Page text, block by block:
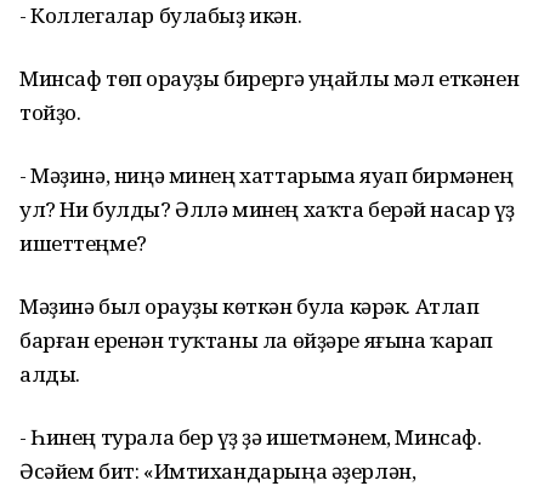
- Коллегалар булабыҙ икән.
Минсаф төп һорауҙы бирергә уңайлы мәл еткәнен
тойҙо.
- Мәҙинә, ниңә минең хаттарыма яуап бирмәнең
ул? Ни булды? Әллә минең хаҡта берәй насар һүҙ
ишеттеңме?
Мәҙинә был һорауҙы көткән булһа кәрәк. Атлап
барған еренән туҡтаны ла өйҙәре яғына ҡарап
алды.
- Һинең турала бер һүҙ ҙә ишетмәнем, Минсаф.
Әсәйем бит: «Имтихандарыңа әҙерлән,